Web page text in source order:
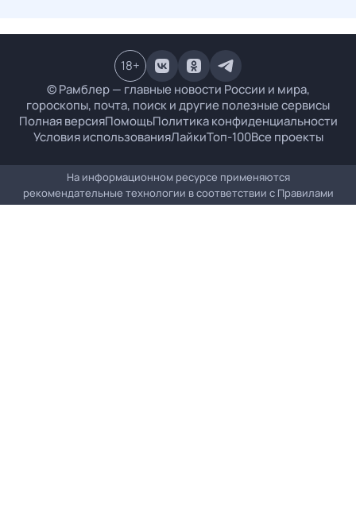
© Рамблер — главные новости России и мира,
гороскопы, почта, поиск и другие полезные сервисы
Полная версияПомощьПолитика конфиденциальности
Условия использованияЛайкиТоп-100Все проекты
18+
На информационном ресурсе применяются
рекомендательные технологии в соответствии с Правилами